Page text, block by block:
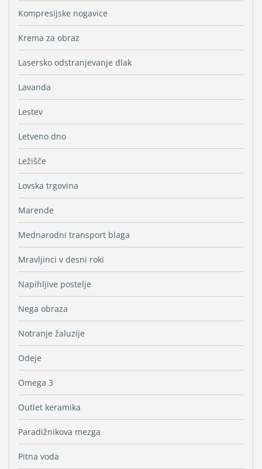
Kompresijske nogavice
Krema za obraz
Lasersko odstranjevanje dlak
Lavanda
Lestev
Letveno dno
Ležišče
Lovska trgovina
Marende
Mednarodni transport blaga
Mravljinci v desni roki
Napihljive postelje
Nega obraza
Notranje žaluzije
Odeje
Omega 3
Outlet keramika
Paradižnikova mezga
Pitna voda